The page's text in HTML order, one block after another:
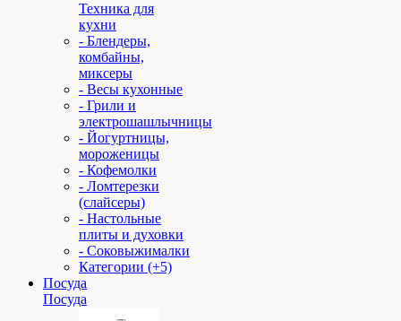
Техника для
кухни
- Блендеры,
комбайны,
миксеры
- Весы кухонные
- Грили и
электрошашлычницы
- Йогуртницы,
мороженицы
- Кофемолки
- Ломтерезки
(слайсеры)
- Настольные
плиты и духовки
- Соковыжималки
Категории (+5)
Посуда
Посуда